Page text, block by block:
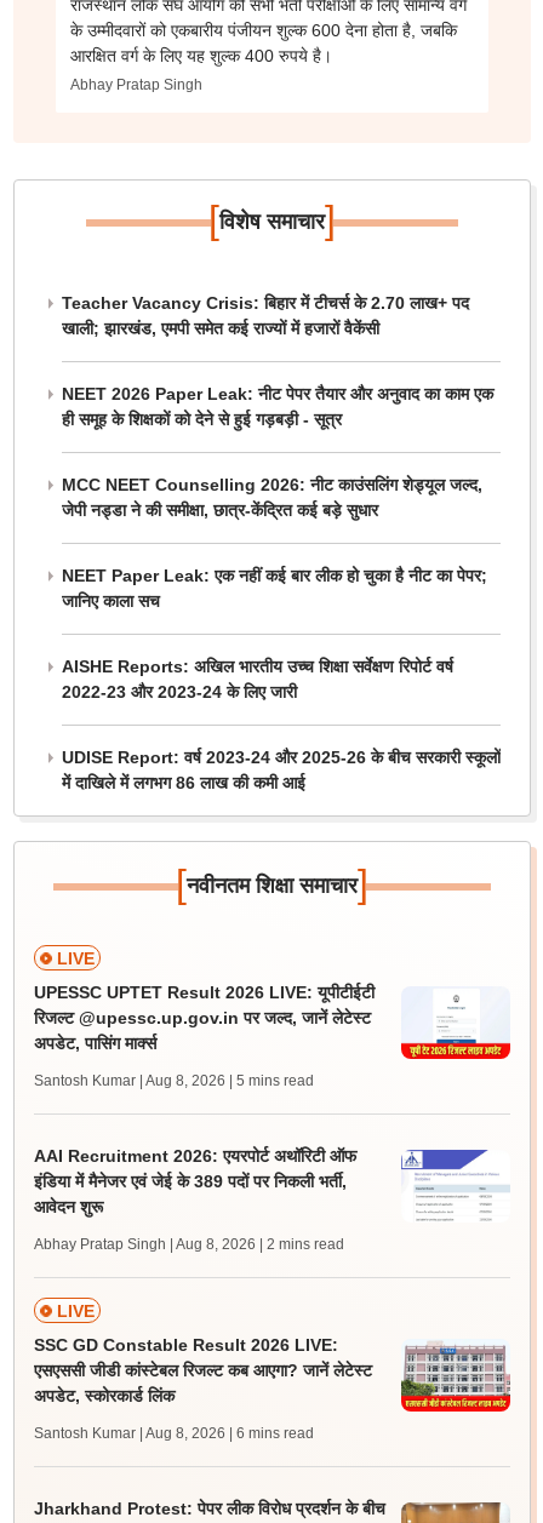
राजस्थान लोक संघ आयोग की सभी भर्ती परीक्षाओं के लिए सामान्य वर्ग
के उम्मीदवारों को एकबारीय पंजीयन शुल्क 600 देना होता है, जबकि
आरक्षित वर्ग के लिए यह शुल्क 400 रुपये है।
Abhay Pratap Singh
[विशेष समाचार]
Teacher Vacancy Crisis: बिहार में टीचर्स के 2.70 लाख+ पद
खाली; झारखंड, एमपी समेत कई राज्यों में हजारों वैकेंसी
NEET 2026 Paper Leak: नीट पेपर तैयार और अनुवाद का काम एक
ही समूह के शिक्षकों को देने से हुई गड़बड़ी - सूत्र
MCC NEET Counselling 2026: नीट काउंसलिंग शेड्यूल जल्द,
जेपी नड्डा ने की समीक्षा, छात्र-केंद्रित कई बड़े सुधार
NEET Paper Leak: एक नहीं कई बार लीक हो चुका है नीट का पेपर;
जानिए काला सच
AISHE Reports: अखिल भारतीय उच्च शिक्षा सर्वेक्षण रिपोर्ट वर्ष
2022-23 और 2023-24 के लिए जारी
UDISE Report: वर्ष 2023-24 और 2025-26 के बीच सरकारी स्कूलों
में दाखिले में लगभग 86 लाख की कमी आई
[नवीनतम शिक्षा समाचार]
LIVE
UPESSC UPTET Result 2026 LIVE: यूपीटीईटी
रिजल्ट @upessc.up.gov.in पर जल्द, जानें लेटेस्ट
अपडेट, पासिंग मार्क्स
Santosh Kumar | Aug 8, 2026 | 5 mins read
AAI Recruitment 2026: एयरपोर्ट अथॉरिटी ऑफ
इंडिया में मैनेजर एवं जेई के 389 पदों पर निकली भर्ती,
आवेदन शुरू
Abhay Pratap Singh | Aug 8, 2026 | 2 mins read
LIVE
SSC GD Constable Result 2026 LIVE:
एसएससी जीडी कांस्टेबल रिजल्ट कब आएगा? जानें लेटेस्ट
अपडेट, स्कोरकार्ड लिंक
Santosh Kumar | Aug 8, 2026 | 6 mins read
Jharkhand Protest: पेपर लीक विरोध प्रदर्शन के बीच